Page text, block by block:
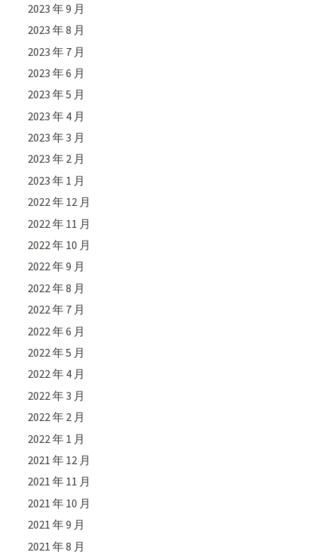
2023 年 9 月
2023 年 8 月
2023 年 7 月
2023 年 6 月
2023 年 5 月
2023 年 4 月
2023 年 3 月
2023 年 2 月
2023 年 1 月
2022 年 12 月
2022 年 11 月
2022 年 10 月
2022 年 9 月
2022 年 8 月
2022 年 7 月
2022 年 6 月
2022 年 5 月
2022 年 4 月
2022 年 3 月
2022 年 2 月
2022 年 1 月
2021 年 12 月
2021 年 11 月
2021 年 10 月
2021 年 9 月
2021 年 8 月